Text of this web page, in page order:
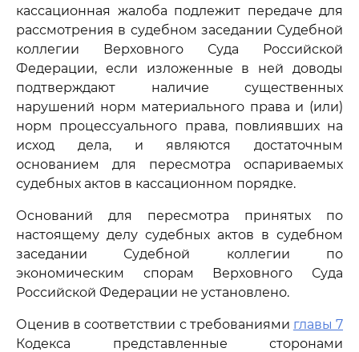
кассационная жалоба подлежит передаче для
рассмотрения в судебном заседании Судебной
коллегии Верховного Суда Российской
Федерации, если изложенные в ней доводы
подтверждают наличие существенных
нарушений норм материального права и (или)
норм процессуального права, повлиявших на
исход дела, и являются достаточным
основанием для пересмотра оспариваемых
судебных актов в кассационном порядке.
Оснований для пересмотра принятых по
настоящему делу судебных актов в судебном
заседании Судебной коллегии по
экономическим спорам Верховного Суда
Российской Федерации не установлено.
Оценив в соответствии с требованиями главы 7
Кодекса представленные сторонами